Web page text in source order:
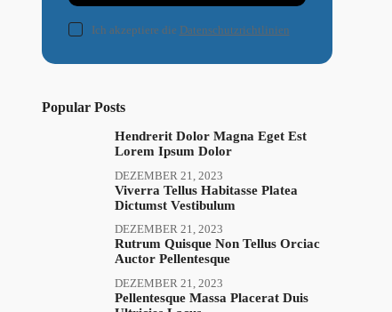
Ich akzeptiere die Datenschutzrichtlinien
Popular Posts
Hendrerit Dolor Magna Eget Est
Lorem Ipsum Dolor
DEZEMBER 21, 2023
Viverra Tellus Habitasse Platea
Dictumst Vestibulum
DEZEMBER 21, 2023
Rutrum Quisque Non Tellus Orciac
Auctor Pellentesque
DEZEMBER 21, 2023
Pellentesque Massa Placerat Duis